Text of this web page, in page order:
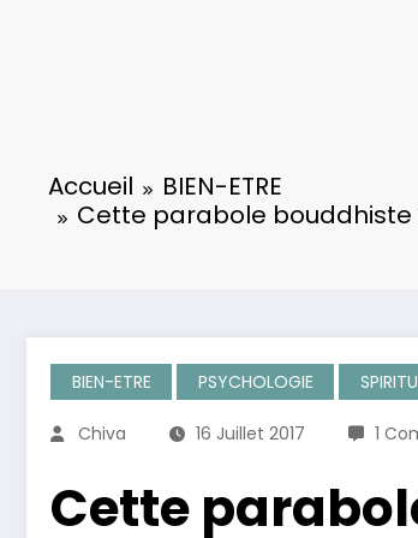
Accueil
BIEN-ETRE
Cette parabole bouddhiste
BIEN-ETRE PSYCHOLOGIE
Chiva 16 Juillet 2017 1
Cette